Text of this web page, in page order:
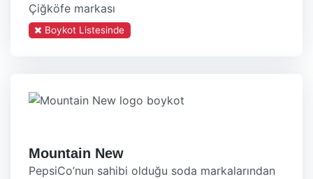
Çiğköfe markası
Boykot Listesinde
Mountain New
PepsiCo’nun sahibi olduğu soda markalarından